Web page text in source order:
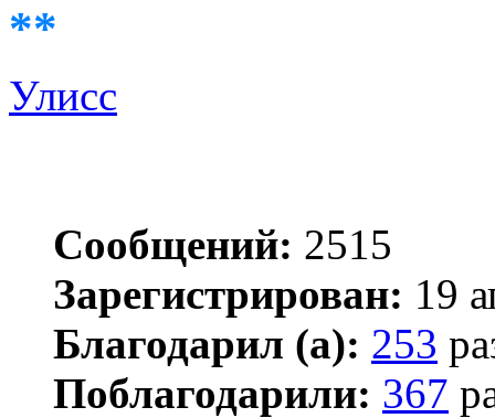
**
Улисс
Сообщений: 2515
Зарегистрирован: 19
Благодарил (а): 253
Поблагодарили: 367